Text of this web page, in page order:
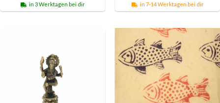
in 3 Werktagen bei dir in 7-14 Werktagen bei dir